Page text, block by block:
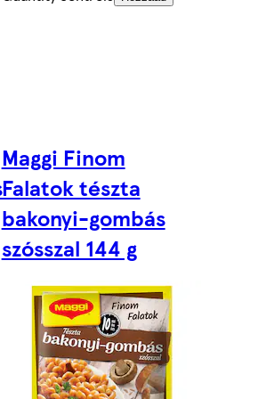
Maggi Finom
Falatok tészta
bakonyi-gombás
szósszal 144 g